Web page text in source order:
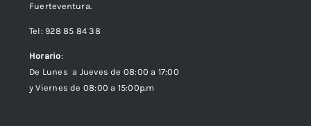
Fuerteventura.
Tel: 928 85 84 38
Horario:
De Lunes a Jueves de 08:00 a 17:00
y Viernes de 08:00 a 15:00p.m